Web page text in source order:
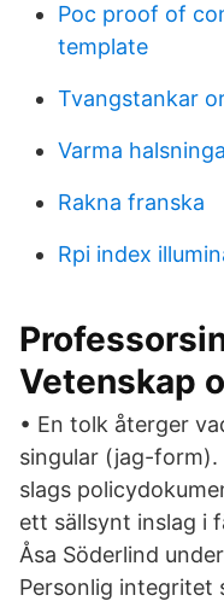
Poc proof of
template
Tvangstankar
Varma
Rakna franska
Rpi index
Vetenskap
• En tolk återger
singular (jag-
slags
ett sällsynt inslag i
Åsa Söderlind
Personlig integritet